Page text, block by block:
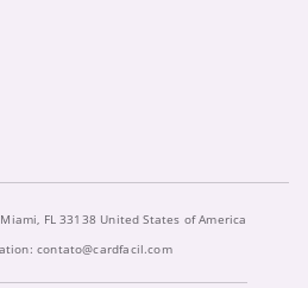
FL 33138 United States of America
contato@cardfacil.com